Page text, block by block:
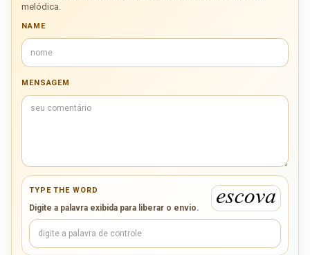
melódica.
NAME
MENSAGEM
TYPE THE WORD
Digite a palavra exibida para liberar o envio.